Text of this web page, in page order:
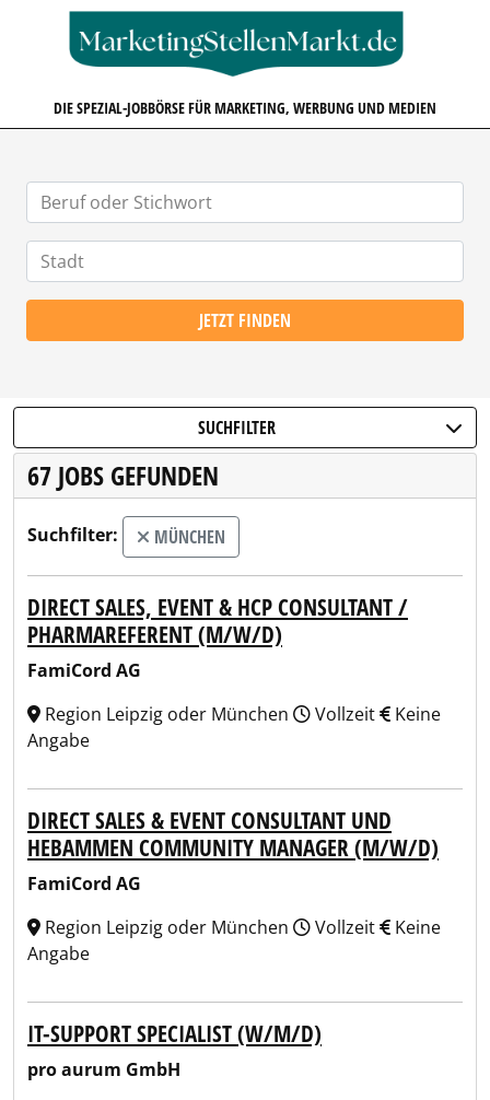
DIE SPEZIAL-JOBBÖRSE FÜR MARKETING, WERBUNG UND MEDIEN
JETZT FINDEN
SUCHFILTER
67 JOBS GEFUNDEN
Suchfilter: MÜNCHEN
DIRECT SALES, EVENT & HCP CONSULTANT /
PHARMAREFERENT (M/W/D)
FamiCord AG
Region Leipzig oder München
Vollzeit
Keine
Angabe
DIRECT SALES & EVENT CONSULTANT UND
HEBAMMEN COMMUNITY MANAGER (M/W/D)
FamiCord AG
Region Leipzig oder München
Vollzeit
Keine
Angabe
IT-SUPPORT SPECIALIST (W/M/D)
pro aurum GmbH